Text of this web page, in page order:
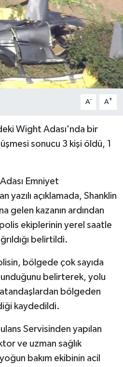
A- A+
Wight Adası'nda bir
sonucu 3 kişi öldü, 1
Emniyet
yazılı açıklamada, Shanklin
gelen kazanın ardından
ekiplerinin yerel saatle
belirtildi.
bölgede çok sayıda
belirterek, yolu
bölgeden
kaydedildi.
Servisinden yapılan
ve uzman sağlık
bakım ekibinin acil